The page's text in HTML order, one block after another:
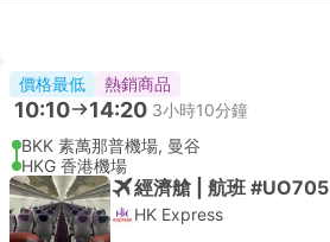
價格最低 熱銷商品
10:10 14:20 3小時10分鐘
BKK 素萬那普機場, 曼谷
HKG 香港機場
經濟艙 | 航班 #UO705
HK Express